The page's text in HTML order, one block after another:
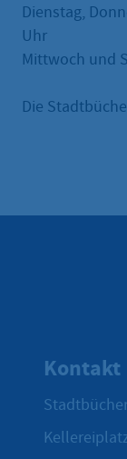
Dienstag,
Uhr
Mittwoch und
Die
Kontakt